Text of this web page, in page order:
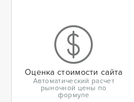
Оценка стоимости сайта
Автоматический расчет
рыночной цены по
формуле